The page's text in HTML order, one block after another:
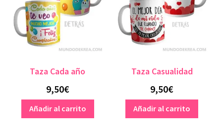
Taza Cada año
9,50€
Añadir al carrito
Taza Casualidad
9,50€
Añadir al carrito